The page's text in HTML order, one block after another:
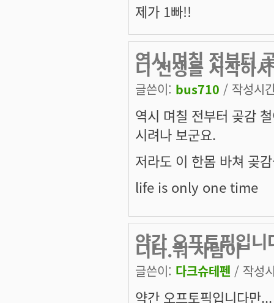
제가 1빠!!
역시 며칠 전부터
니 전쟁을 시작하시
글쓴이: bus710 / 작성시
역시 며칠 전부터 곶감
시려나 보군요.
저라도 이 한몸 바쳐 곶
life is only one time
약간 오프토픽입
니다.뭐 사람이
글쓴이: 다크슈테펜 / 작성
약간 오프토픽입니다만...